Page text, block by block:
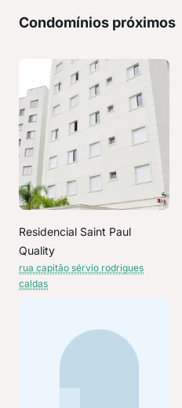
Condomínios próximos
Residencial Saint Paul
Quality
rua capitão sérvio rodrigues
caldas